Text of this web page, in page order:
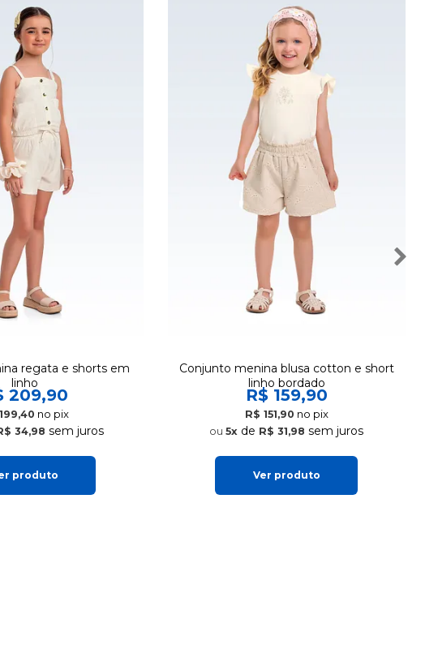
regata e shorts em
linho
209,90
no pix
34,98 sem juros
produto
Conjunto menina blusa cotton e short
linho bordado
R$ 159,90
R$ 151,90 no pix
5x de R$ 31,98 sem juros
Ver produto